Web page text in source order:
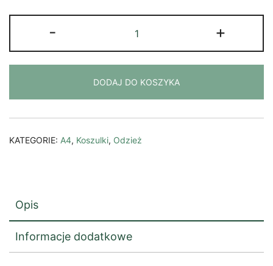
-
Koszulka
jak
chłopie
2
+
DODAJ DO KOSZYKA
KATEGORIE: A4, Koszulki, Odzież
Opis
Informacje dodatkowe